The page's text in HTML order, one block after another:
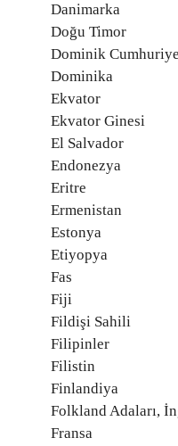
Danimarka
Doğu Timor
Dominik
Dominika
Ekvator
Ekvator Ginesi
El Salvador
Endonezya
Eritre
Ermenistan
Estonya
Etiyopya
Fas
Fiji
Fildişi Sahili
Filipinler
Filistin
Finlandiya
Folkland Adaları,
Fransa